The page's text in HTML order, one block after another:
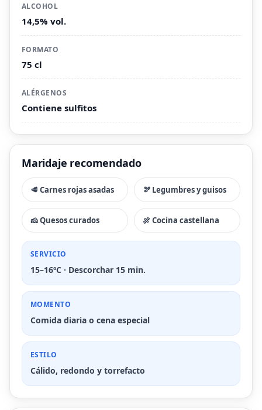
ALCOHOL
14,5% vol.
FORMATO
75 cl
ALÉRGENOS
Contiene sulfitos
Maridaje recomendado
🥩 Carnes rojas asadas 🫘 Legumbres y guisos
🧀 Quesos curados 🍖 Cocina castellana
SERVICIO
15–16ºC · Descorchar 15 min.
MOMENTO
Comida diaria o cena especial
ESTILO
Cálido, redondo y torrefacto